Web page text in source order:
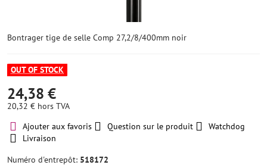
Bontrager tige de selle Comp 27,2/8/400mm noir
OUT OF STOCK
24,38 €
20,32 € hors TVA
Ajouter aux favoris
Question sur le produit
Watchdog
Livraison
Numéro d'entrepôt: 518172